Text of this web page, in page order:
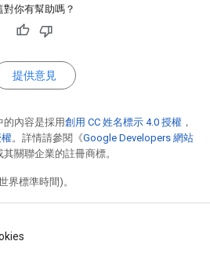
對你有幫助嗎？
提供意見
的內容是採用創用 CC 姓名標示 4.0 授權 ，
權。詳情請參閱《Google Developers 網站
關聯企業的註冊商標。
界標準時間)。